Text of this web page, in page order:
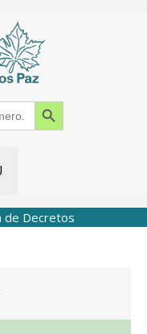
Search Button
de Decretos